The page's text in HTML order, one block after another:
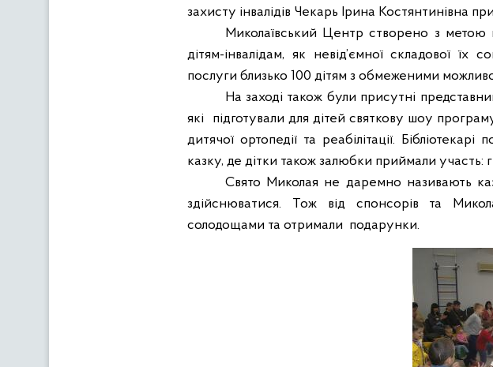
захисту інвалідів Чекарь Ірина Костянтинівна
Миколаївський Центр створено з метою
дітям-інвалідам, як невід’ємної складової їх
послуги близько 100 дітям з обмеженими
На заході також були присутні
які
підготували для дітей святкову шоу
дитячої ортопедії та реабілітації.
казку, де дітки також залюбки приймали участь:
Свято Миколая не даремно називають
здійснюватися. Тож від спонсорів та
солодощами та отримали подарунки.